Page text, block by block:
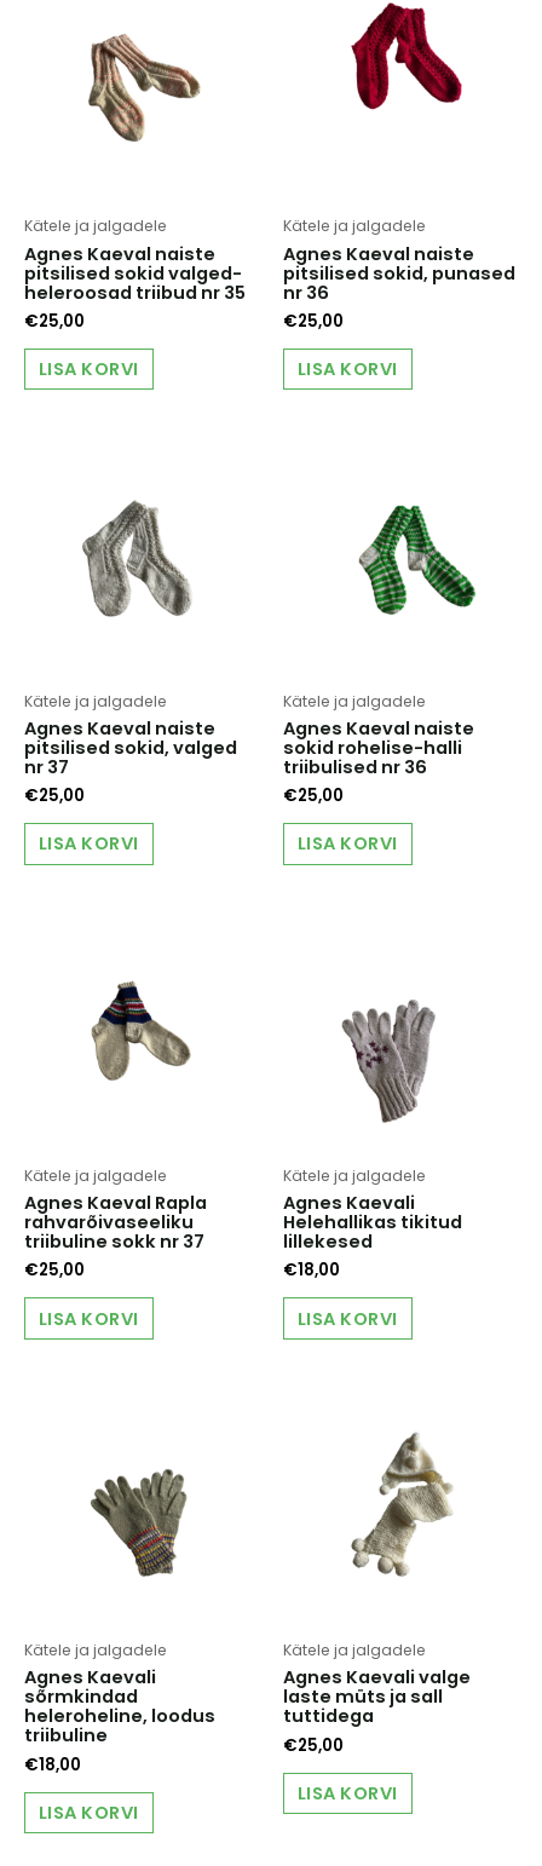
Kätele ja jalgadele
Agnes Kaeval naiste
pitsilised sokid valged-
heleroosad triibud nr 35
€25,00
LISA KORVI
Kätele ja jalgadele
Agnes Kaeval naiste
pitsilised sokid, punased
nr 36
€25,00
LISA KORVI
Kätele ja jalgadele
Agnes Kaeval naiste
pitsilised sokid, valged
nr 37
€25,00
LISA KORVI
Kätele ja jalgadele
Agnes Kaeval naiste
sokid rohelise-halli
triibulised nr 36
€25,00
LISA KORVI
Kätele ja jalgadele
Agnes Kaeval Rapla
rahvarõivaseeliku
triibuline sokk nr 37
€25,00
LISA KORVI
Kätele ja jalgadele
Agnes Kaevali
Helehallikas tikitud
lillekesed
€18,00
LISA KORVI
Kätele ja jalgadele
Agnes Kaevali
sõrmkindad
heleroheline, loodus
triibuline
€18,00
LISA KORVI
Kätele ja jalgadele
Agnes Kaevali valge
laste müts ja sall
tuttidega
€25,00
LISA KORVI